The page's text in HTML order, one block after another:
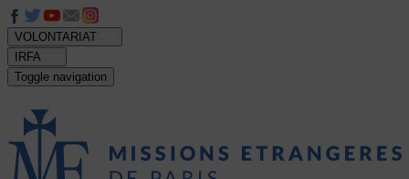
VOLONTARIAT
IRFA
Toggle navigation